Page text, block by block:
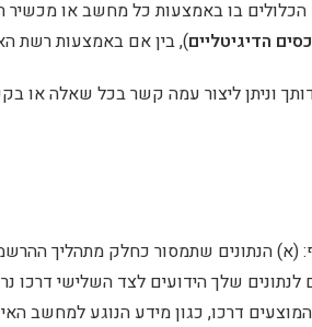
הכלולים בו באמצעות כל מחשב או
הדיגיטליים), בין אם באמצעות רשת
וניתן ליצור עמה קשר בכל שאלה או
הנתונים שתמסור כחלק מתהליך
שלך הידועים לצד השלישי